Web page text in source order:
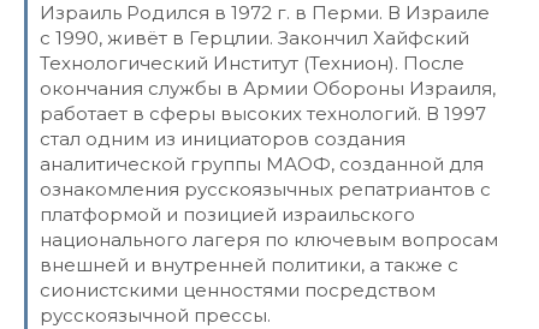
Израиль Родился в 1972 г. в Перми. В Израиле
с 1990, живёт в Герцлии. Закончил Хайфский
Технологический Институт (Технион). После
окончания службы в Армии Обороны Израиля,
работает в сферы высоких технологий. В 1997
стал одним из инициаторов создания
аналитической группы МАОФ, созданной для
ознакомления русскоязычных репатриантов с
платформой и позицией израильского
национального лагеря по ключевым вопросам
внешней и внутренней политики, а также с
сионистскими ценностями посредством
русскоязычной прессы.